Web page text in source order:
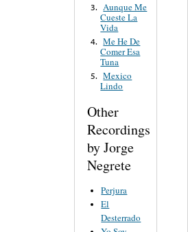
3. Aunque Me
Cueste La
Vida
4. Me He De
Comer Esa
Tuna
5. Mexico
Lindo
Other
Recordings
by Jorge
Negrete
Perjura
El
Desterrado